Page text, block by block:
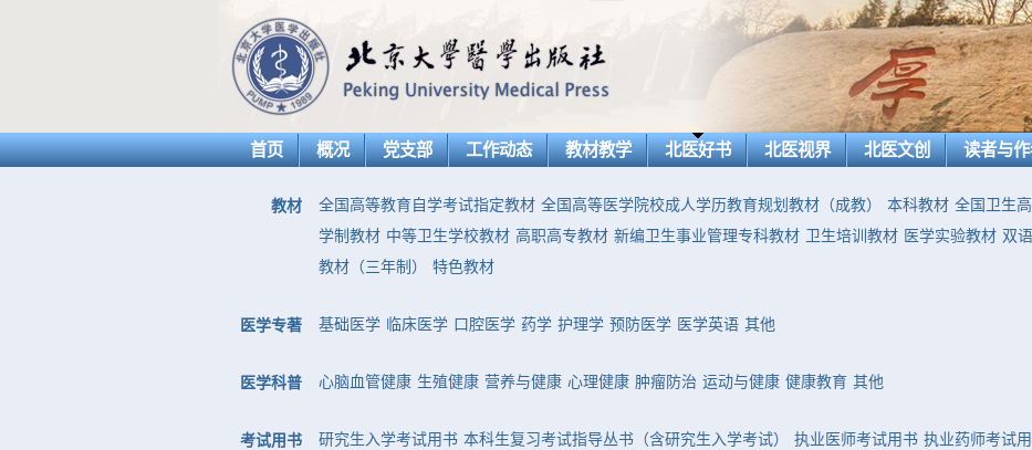
首页 概况 党支部 工作动态 教材教学 北医好书 北医视界 北医文创 读者与
教材 全国高等教育自学考试指定教材 全国高等医学院校成人学历教育规划教材（成教） 本科教材 全国卫生
学制教材 中等卫生学校教材 高职高专教材 新编卫生事业管理专科教材 卫生培训教材 医学实验教材 双
教材（三年制）
特色教材
医学专著 基础医学 临床医学 口腔医学 药学 护理学 预防医学 医学英语 其他
医学科普 心脑血管健康 生殖健康 营养与健康 心理健康 肿瘤防治 运动与健康 健康教育 其他
考试用书 研究生入学考试用书 本科生复习考试指导丛书（含研究生入学考试） 执业医师考试用书 执业药师考试